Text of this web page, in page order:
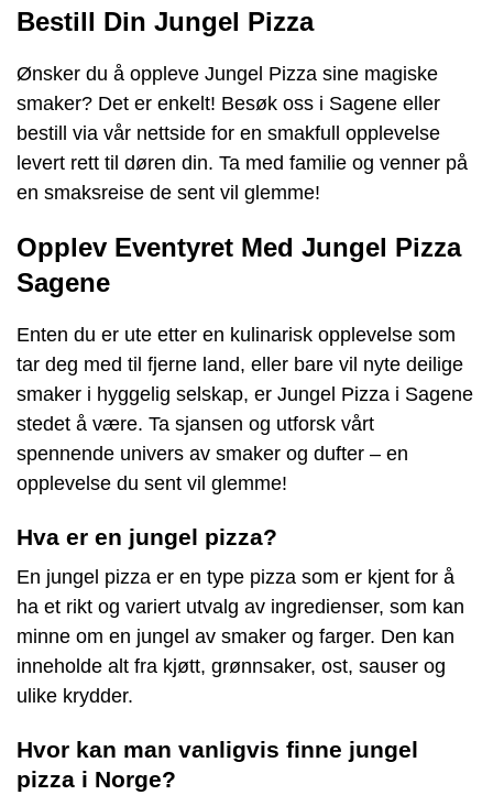
Bestill Din Jungel Pizza
Ønsker du å oppleve Jungel Pizza sine magiske
smaker? Det er enkelt! Besøk oss i Sagene eller
bestill via vår nettside for en smakfull opplevelse
levert rett til døren din. Ta med familie og venner på
en smaksreise de sent vil glemme!
Opplev Eventyret Med Jungel Pizza
Sagene
Enten du er ute etter en kulinarisk opplevelse som
tar deg med til fjerne land, eller bare vil nyte deilige
smaker i hyggelig selskap, er Jungel Pizza i Sagene
stedet å være. Ta sjansen og utforsk vårt
spennende univers av smaker og dufter – en
opplevelse du sent vil glemme!
Hva er en jungel pizza?
En jungel pizza er en type pizza som er kjent for å
ha et rikt og variert utvalg av ingredienser, som kan
minne om en jungel av smaker og farger. Den kan
inneholde alt fra kjøtt, grønnsaker, ost, sauser og
ulike krydder.
Hvor kan man vanligvis finne jungel
pizza i Norge?